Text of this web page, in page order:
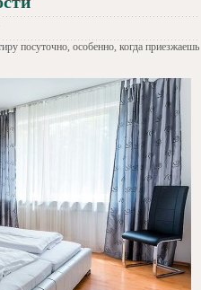
посуточно, особенно, когда приезжаешь